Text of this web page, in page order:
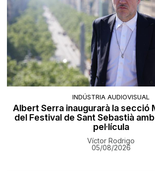
INDÚSTRIA AUDIOVISUAL
Albert Serra inaugurarà la secció
del Festival de Sant Sebastià
pel·lícula
Víctor Rodrigo
05/08/2026